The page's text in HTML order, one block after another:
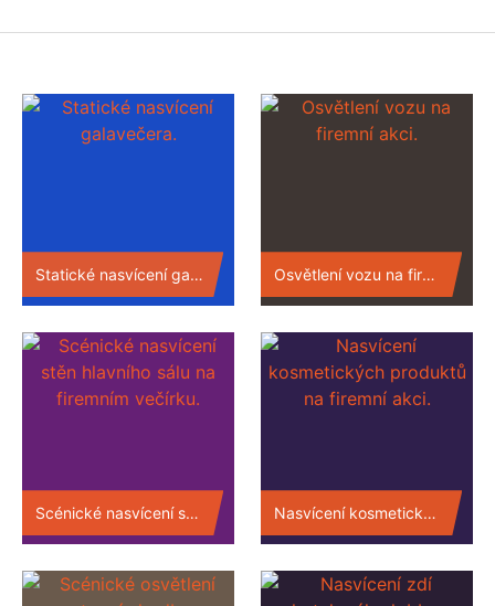
Statické nasvícení galavečera. Osvětlení vozu na firemní akci.
Scénické nasvícení stěn hlavního sálu na firemním večírku. Nasvícení kosmetických produktů na firemní akci.